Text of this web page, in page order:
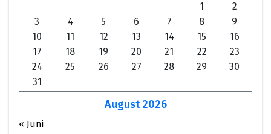
August 2026
1
2
3
4 5 6 7 8
9
10
11 12 13 14 15
16
17
18 19 20 21 22
23
24
25 26 27 28 29
30
31
« Juni